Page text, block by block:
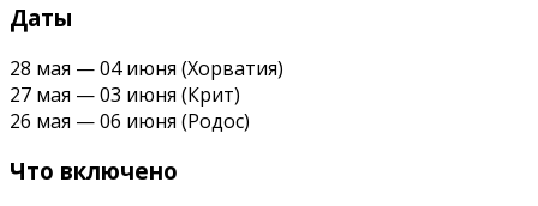
Даты
28 мая — 04 июня (Хорватия)
27 мая — 03 июня (Крит)
26 мая — 06 июня (Родос)
Что включено